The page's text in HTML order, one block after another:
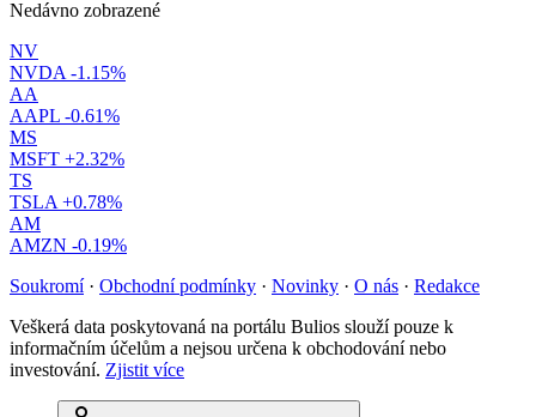
Nedávno zobrazené
NV
NVDA -1.15%
AA
AAPL -0.61%
MS
MSFT +2.32%
TS
TSLA +0.78%
AM
AMZN -0.19%
Soukromí · Obchodní podmínky · Novinky · O nás · Redakce
Veškerá data poskytovaná na portálu Bulios slouží pouze k
informačním účelům a nejsou určena k obchodování nebo
investování. Zjistit více